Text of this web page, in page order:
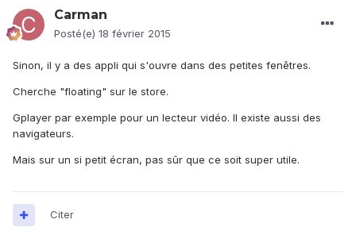
Carman
Posté(e) 18 février 2015
Sinon, il y a des appli qui s'ouvre dans des petites fenêtres.
Cherche "floating" sur le store.
Gplayer par exemple pour un lecteur vidéo. Il existe aussi des
navigateurs.
Mais sur un si petit écran, pas sûr que ce soit super utile.
Citer